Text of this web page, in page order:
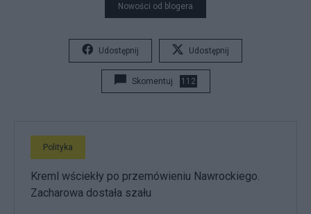
Nowości od blogera
Udostępnij Udostępnij
Skomentuj 112
Polityka
Kreml wściekły po przemówieniu Nawrockiego.
Zacharowa dostała szału